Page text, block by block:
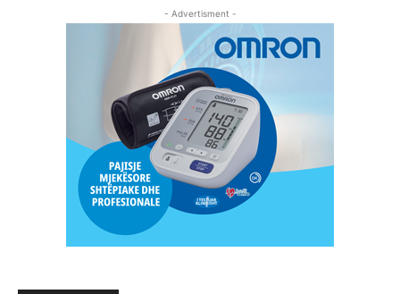
- Advertisment -